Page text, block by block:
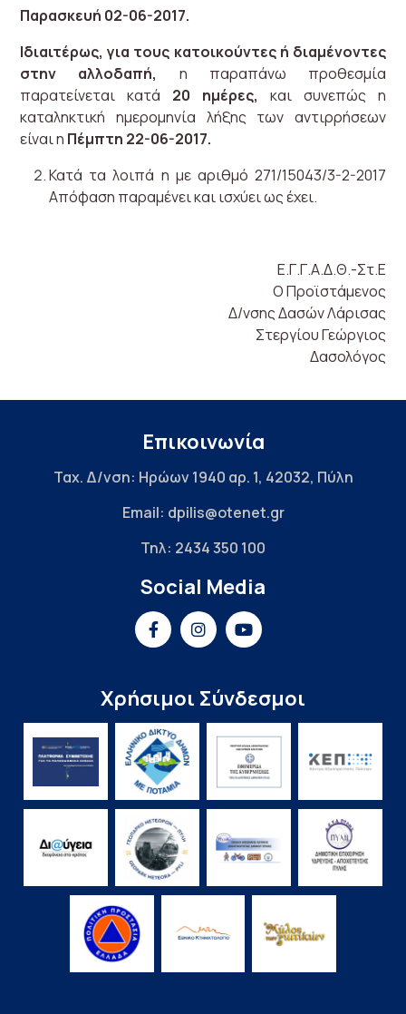
Παρασκευή 02-06-2017.
Ιδιαιτέρως, για τους κατοικούντες ή διαμένοντες
στην αλλοδαπή, η παραπάνω προθεσμία
παρατείνεται κατά 20 ημέρες, και συνεπώς η
καταληκτική ημερομηνία λήξης των αντιρρήσεων
είναι η Πέμπτη 22-06-2017.
Κατά τα λοιπά η με αριθμό 271/15043/3-2-2017
Απόφαση παραμένει και ισχύει ως έχει.
Ε.Γ.Γ.Α.Δ.Θ.-Στ.Ε
Ο Προϊστάμενος
Δ/νσης Δασών Λάρισας
Στεργίου Γεώργιος
Δασολόγος
Επικοινωνία
Ταχ. Δ/νση: Ηρώων 1940 αρ. 1, 42032, Πύλη
Email: dpilis@otenet.gr
Τηλ: 2434 350 100
Social Media
Χρήσιμοι Σύνδεσμοι